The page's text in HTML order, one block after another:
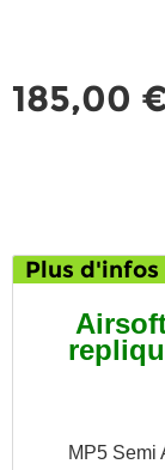
185,00
Plus d'infos
MP5 Semi